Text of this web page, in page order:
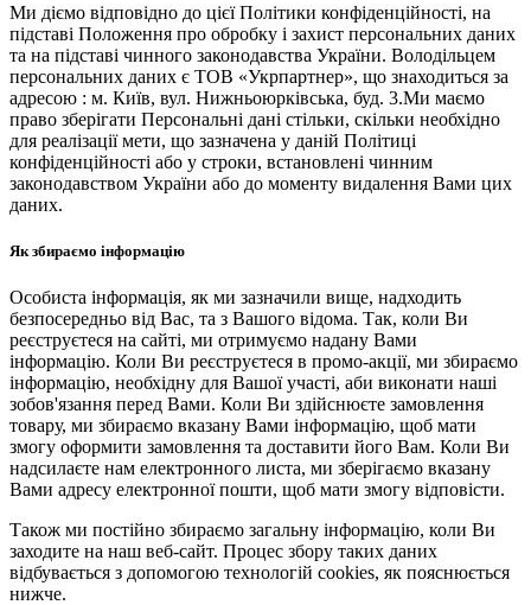
Ми діємо відповідно до цієї Політики конфіденційності, на
підставі Положення про обробку і захист персональних даних
та на підставі чинного законодавства України. Володільцем
персональних даних є ТОВ «Укрпартнер», що знаходиться за
адресою : м. Київ, вул. Нижньоюркiвська, буд. 3.Ми маємо
право зберігати Персональні дані стільки, скільки необхідно
для реалізації мети, що зазначена у даній Політиці
конфіденційності або у строки, встановлені чинним
законодавством України або до моменту видалення Вами цих
даних.
Як збираємо інформацію
Особиста інформація, як ми зазначили вище, надходить
безпосередньо від Вас, та з Вашого відома. Так, коли Ви
реєструєтеся на сайті, ми отримуємо надану Вами
інформацію. Коли Ви реєструєтеся в промо-акції, ми збираємо
інформацію, необхідну для Вашої участі, аби виконати наші
зобов'язання перед Вами. Коли Ви здійснюєте замовлення
товару, ми збираємо вказану Вами інформацію, щоб мати
змогу оформити замовлення та доставити його Вам. Коли Ви
надсилаєте нам електронного листа, ми зберігаємо вказану
Вами адресу електронної пошти, щоб мати змогу відповісти.
Також ми постійно збираємо загальну інформацію, коли Ви
заходите на наш веб-сайт. Процес збору таких даних
відбувається з допомогою технологій cookies, як пояснюється
нижче.